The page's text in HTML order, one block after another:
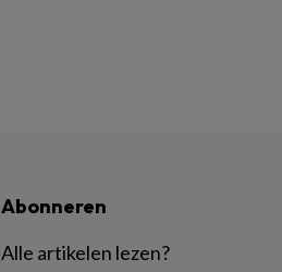
Abonneren
Alle artikelen lezen?